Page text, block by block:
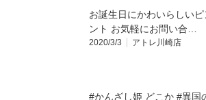
お誕生日にかわいらしい
ント お気軽にお問い合…
2020/3/3 アトレ川崎店
#かんざし姫 どこか #異国